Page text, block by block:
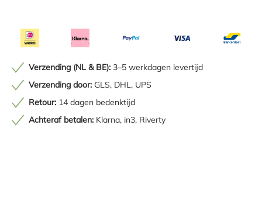
Verzending (NL & BE): 3–5 werkdagen levertijd
Verzending door: GLS, DHL, UPS
Retour: 14 dagen bedenktijd
Achteraf betalen: Klarna, in3, Riverty